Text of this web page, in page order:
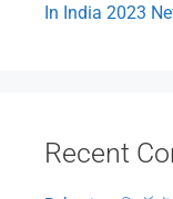
In India 2023
Recent